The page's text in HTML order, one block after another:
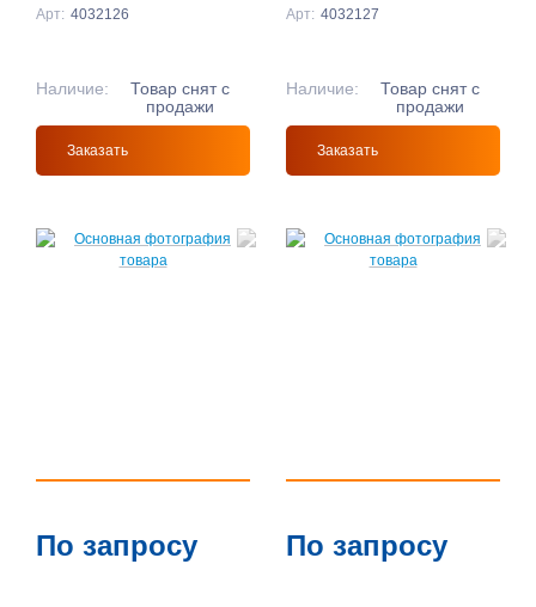
Арт: 4032126
Наличие:
Товар снят с
продажи
Заказать
Арт: 4032127
Наличие:
Товар снят с
продажи
Заказать
По запросу По запросу